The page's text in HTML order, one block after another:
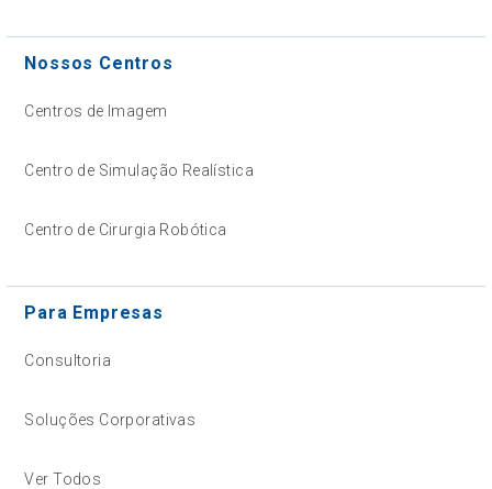
Nossos Centros
Centros de Imagem
Centro de Simulação Realística
Centro de Cirurgia Robótica
Para Empresas
Consultoria
Soluções Corporativas
Ver Todos